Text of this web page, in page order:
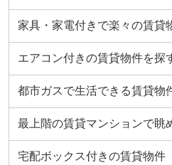
家具・家電付きで楽々の賃貸
エアコン付きの賃貸物件を探
都市ガスで生活できる賃貸物
最上階の賃貸マンションで眺
宅配ボックス付きの賃貸物件